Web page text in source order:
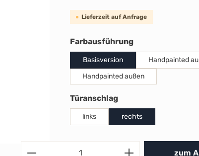
Lieferzeit auf Anfrage
Farbausführungauswählen
Basisversion
Handpainted
Handpainted außen
Türanschlagauswählen
links rechts
Produkt
zum